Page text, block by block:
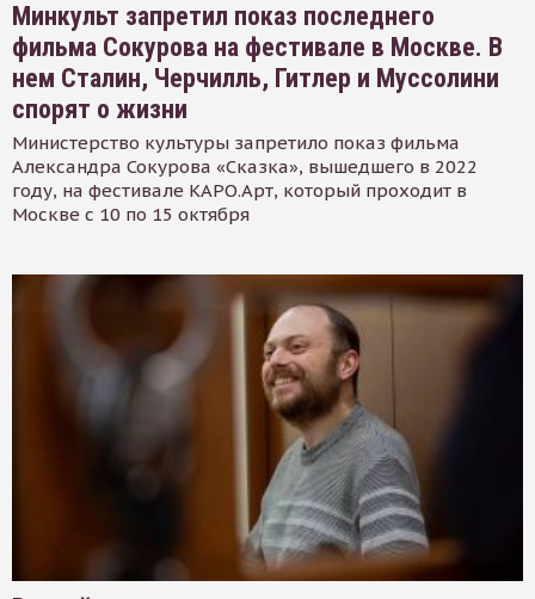
Минкульт запретил показ последнего
фильма Сокурова на фестивале в Москве. В
нем Сталин, Черчилль, Гитлер и Муссолини
спорят о жизни
Министерство культуры запретило показ фильма
Александра Сокурова «Сказка», вышедшего в 2022
году, на фестивале КАРО.Арт, который проходит в
Москве с 10 по 15 октября